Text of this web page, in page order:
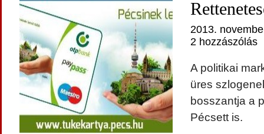
2013.
2 hozzászólás
A politikai
üres
bosszantja a
Pécsett is.